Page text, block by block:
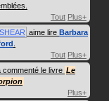
Tout Plus+
aime lire Barbara
Tout Plus+
commenté le livre Le
Plus+